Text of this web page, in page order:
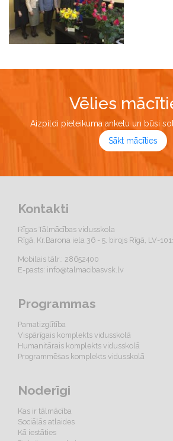
Vēlies
Aizpildi pieteikuma anketu un būsi
Sākt mācīties
Kontakti
Rīgas Tālmācības vidusskola
Rīgā, Kr.Barona iela 36 - 5. birojs Rīgā, LV-
Mobilais tālr.: 28652400
E-pasts: info@talmacibasvsk.lv
Programmas
Pamatizglītība
Vispārīgais komplekts vidusskolā
Humanitārais komplekts vidusskolā
Programmēšas komplekts vidusskolā
Noderīgi
Kas ir tālmācība
Sociālās atlaides
Kā iestāties